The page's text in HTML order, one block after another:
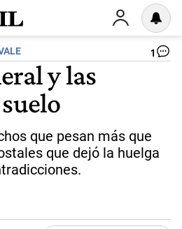
1
y las
que pesan más que
que dejó la huelga